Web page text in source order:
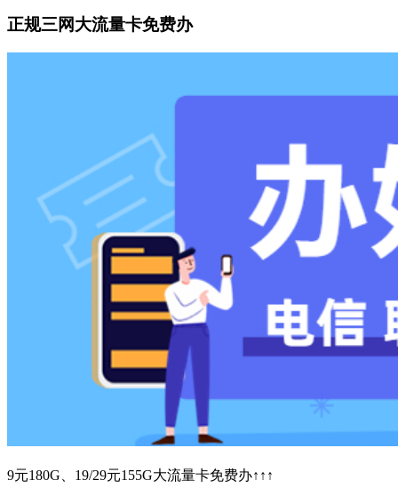
正规三网大流量卡免费办
9元180G、19/29元155G大流量卡免费办↑↑↑